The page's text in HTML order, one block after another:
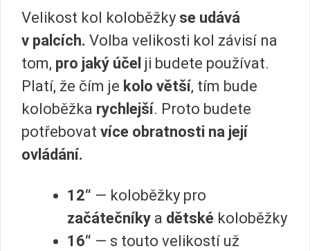
Velikost kol koloběžky se udává
v palcích. Volba velikosti kol závisí na
tom, pro jaký účel ji budete používat.
Platí, že čím je kolo větší, tím bude
koloběžka rychlejší. Proto budete
potřebovat více obratnosti na její
ovládání.
12“ — koloběžky pro
začátečníky a dětské koloběžky
16“ — s touto velikostí už